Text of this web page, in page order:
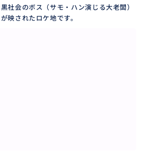
社会のボス（サモ・ハン演じる大老闆）
映されたロケ地です。